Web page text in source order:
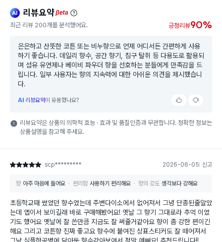
ai 리뷰요약beta
최근 리뷰 200개를 분석했어요. 긍정리뷰90%
은은하고 산뜻한 코튼 또는 비누향으로 언제 어디서든 간편하게 사용
하기 좋습니다. 데일리 향수, 공간 향기, 침구 탈취 등 다용도로 활용되
며 섬유 유연제나 베이비 파우더 향을 선호하는 분들에게 만족감을 드
립니다. 일부 사용자는 향의 지속력에 대한 아쉬운 의견을 제시했습니
다.
AI 리뷰요약이 유용했나요?
리뷰요약은 상품의 의학적 효능 · 효과 및 품질인증과 무관합니다. 정확한 정보는
상품설명을 참고해 주세요.
별점 5점 scp********* 2026-06-05 신고
향 아주 마음에 들어요 편리함 사용하기 편리해요 향의 강도 생각보다 강해요
초등학교때 썼었던 향수였는데 주변다이소에서 없어져서 그녕 단종된줄알았
는데 앱이서 보이길래 바로 구매해봤어요! 옛날 그 향기 그대로라 추억 이였
기도 했어요 옛날에 잘 쓴만큼 지금도 잘 써줄거같아요 향이 좀 강한 편이긴
해요 그리고 코튼향 진짜 좋고요 향수에 붙여진 상표스티커도 잘 떼어져서
그냥 심플한공병에 담아둔 향수같아보여서 정말 예뻐요! 추천드립니다!!